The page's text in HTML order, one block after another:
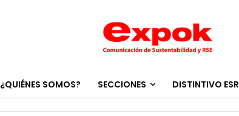
¿QUIÉNES SOMOS? SECCIONES DISTINTIVO ESR